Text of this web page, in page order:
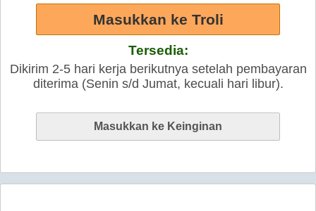
Tersedia:
Dikirim 2-5 hari kerja berikutnya setelah pembayaran
diterima (Senin s/d Jumat, kecuali hari libur).